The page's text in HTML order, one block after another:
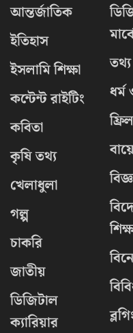
আন্তর্জাতিক
ইতিহাস
ইসলামি শিক্ষা
কন্টেন্ট রাইটিং
কবিতা
কৃষি তথ্য
খেলাধুলা
গল্প
চাকরি
জাতীয়
ডিজিটাল
ক্যারিয়ার